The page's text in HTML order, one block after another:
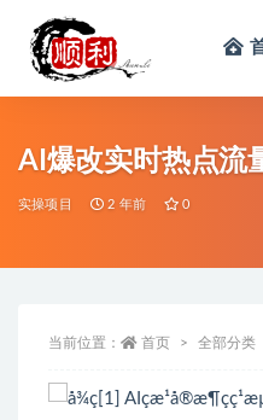
AI爆改实时热点流
实操项目 2 年前 0
当前位置： 首页 全部分类